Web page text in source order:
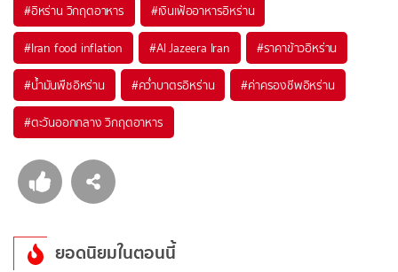
#อิหร่าน วิกฤตอาหาร #เงินเฟ้ออาหารอิหร่าน
#Iran food inflation #Al Jazeera Iran #ราคาข้าวอิหร่าน
#น้ำมันพืชอิหร่าน #คว่ำบาตรอิหร่าน #ค่าครองชีพอิหร่าน
#ตะวันออกกลาง วิกฤตอาหาร
ยอดนิยมในตอนนี้